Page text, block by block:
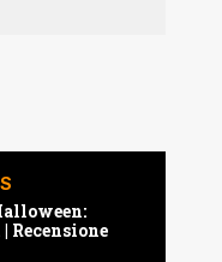
Recensione